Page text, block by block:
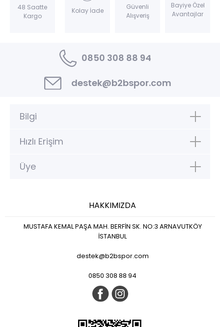
48 Saatte
Kargo
Kolay İade
Güvenli
Alışveriş
Bayiye Özel
Avantajlar
0850 308 88 94
destek@b2bspor.com
Bilgi
Hızlı Erişim
Üye
HAKKIMIZDA
MUSTAFA KEMAL PAŞA MAH. BERFİN SK. NO:3 ARNAVUTKÖY
İSTANBUL
destek@b2bspor.com
0850 308 88 94